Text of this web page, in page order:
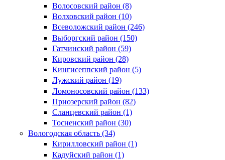
Волосовский район (8)
Волховский район (10)
Всеволожский район (246)
Выборгский район (150)
Гатчинский район (59)
Кировский район (28)
Кингисеппский район (5)
Лужский район (19)
Ломоносовский район (133)
Приозерский район (82)
Сланцевский район (1)
Тосненский район (30)
Вологодская область (34)
Кирилловский район (1)
Кадуйский район (1)